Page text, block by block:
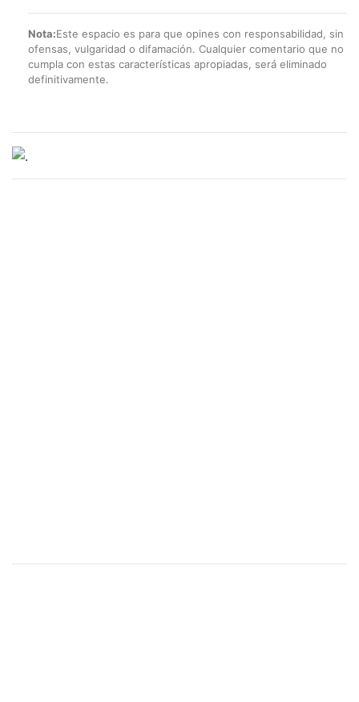
Nota:Este espacio es para que opines con responsabilidad, sin
ofensas, vulgaridad o difamación. Cualquier comentario que no
cumpla con estas características apropiadas, será eliminado
definitivamente.